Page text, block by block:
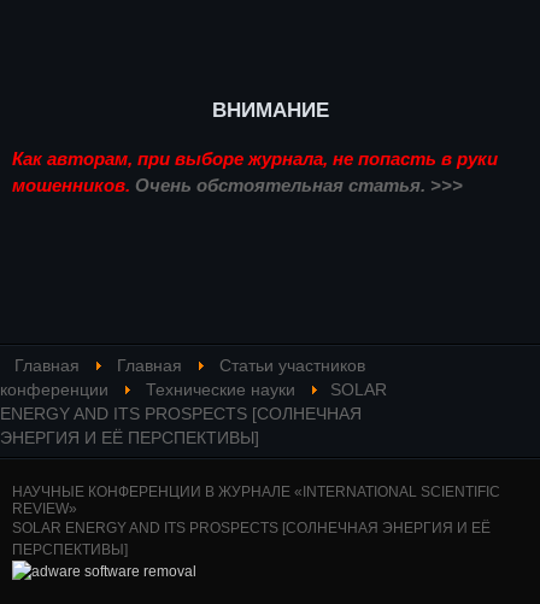
ВНИМАНИЕ
Как авторам, при выборе журнала, не попасть в руки
мошенников. Очень обстоятельная статья. >>>
Главная Главная
Статьи участников
конференции
Технические науки
SOLAR
ENERGY AND ITS PROSPECTS [СОЛНЕЧНАЯ
ЭНЕРГИЯ И ЕЁ ПЕРСПЕКТИВЫ]
НАУЧНЫЕ КОНФЕРЕНЦИИ В ЖУРНАЛЕ «INTERNATIONAL SCIENTIFIC
REVIEW»
SOLAR ENERGY AND ITS PROSPECTS [СОЛНЕЧНАЯ ЭНЕРГИЯ И ЕЁ
ПЕРСПЕКТИВЫ]